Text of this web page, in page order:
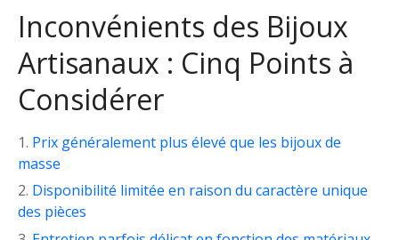
Inconvénients des Bijoux
Artisanaux : Cinq Points à
Considérer
Prix généralement plus élevé que les bijoux de
masse
Disponibilité limitée en raison du caractère unique
des pièces